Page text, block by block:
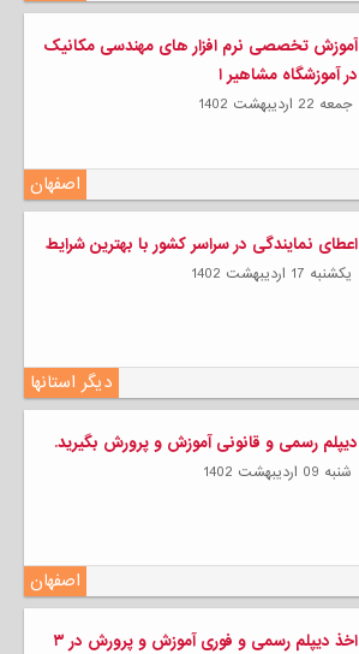
آموزش تخصصی نرم افزار های مهندسی مکانیک
در آموزشگاه مشاهیر ا
جمعه 22 ارديبهشت 1402
اصفهان
اعطای نمایندگی در سراسر کشور با بهترین شرایط
يكشنبه 17 ارديبهشت 1402
دیگر استانها
دیپلم رسمی و قانونی آموزش و پرورش بگیرید.
شنبه 09 ارديبهشت 1402
اصفهان
اخذ دیپلم رسمی و فوری آموزش و پرورش در ۳